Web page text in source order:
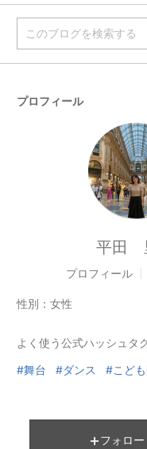
プロフィール
平田
プロフィール
性別： 女性
よく使う公式ハッシュタ
#舞台 #ダンス #こど
フォロー